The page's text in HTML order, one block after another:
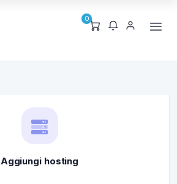
0
Aggiungi hosting